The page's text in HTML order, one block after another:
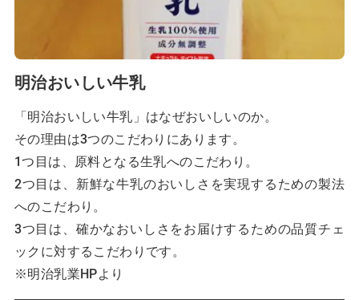
明治おいしい牛乳
「明治おいしい牛乳」はなぜおいしいのか。
その理由は3つのこだわりにあります。
1つ目は、原料となる生乳へのこだわり。
2つ目は、新鮮な牛乳のおいしさを実現するための製法
へのこだわり。
3つ目は、確かなおいしさをお届けするための品質チェ
ックに対するこだわりです。
※明治乳業HPより